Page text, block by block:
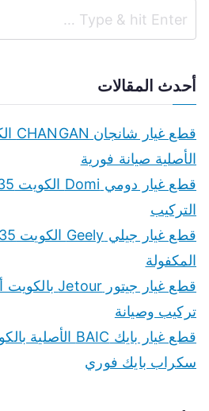
أحدث المقالات
الأصلية صيانة فورية
التركيب
المكفولة
تركيب وصيانة
سكراب بايك فوري